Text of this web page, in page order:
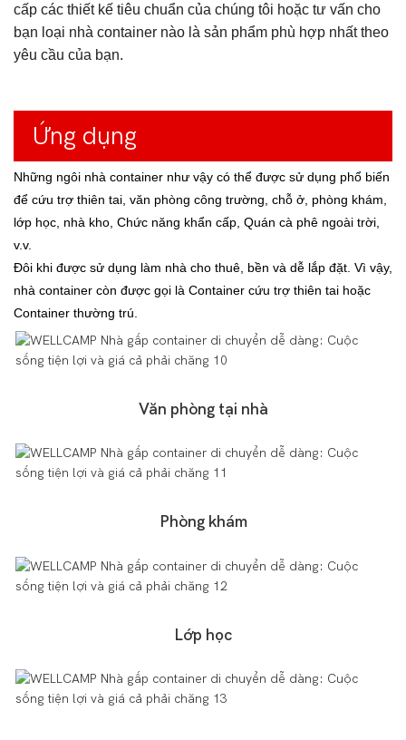
cấp các thiết kế tiêu chuẩn của chúng tôi hoặc tư vấn cho
bạn loại nhà container nào là sản phẩm phù hợp nhất theo
yêu cầu của bạn.
Ứng dụng
Những ngôi nhà container như vậy có thể được sử dụng phổ biến
để cứu trợ thiên tai, văn phòng công trường, chỗ ở, phòng khám,
lớp học, nhà kho, Chức năng khẩn cấp, Quán cà phê ngoài trời,
v.v.
Đôi khi được sử dụng làm nhà cho thuê, bền và dễ lắp đặt. Vì vậy,
nhà container còn được gọi là Container cứu trợ thiên tai hoặc
Container thường trú.
Văn phòng tại nhà
Phòng khám
Lớp học